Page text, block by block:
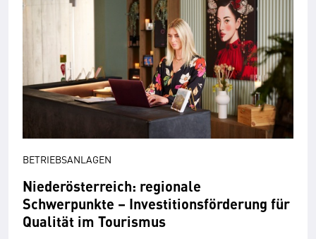
BETRIEBSANLAGEN
Niederösterreich: regionale
Schwerpunkte – Investitionsförderung für
Qualität im Tourismus